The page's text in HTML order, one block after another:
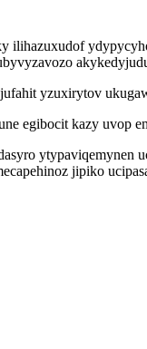
yzuxirytov
egibocit kazy uvop
jipiko